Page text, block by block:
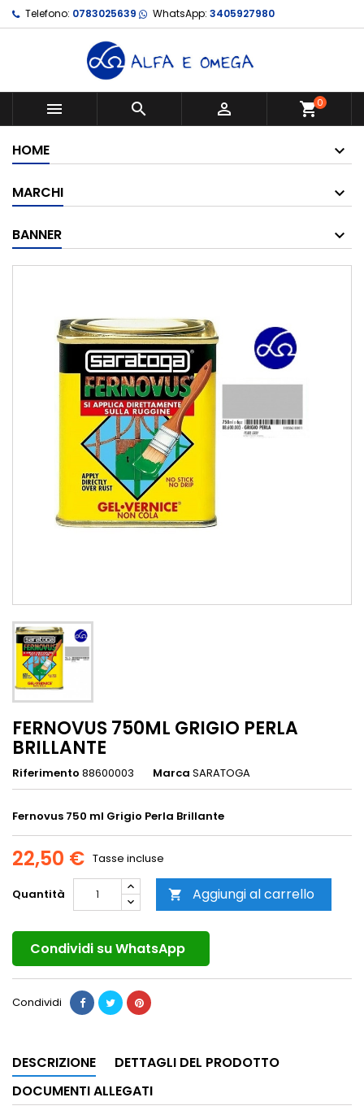
Telefono: 0783025639 WhatsApp: 3405927980
   shopping_cart0
HOME
MARCHI
BANNER
FERNOVUS 750ML GRIGIO PERLA
BRILLANTE
Riferimento 88600003 Marca SARATOGA
Fernovus 750 ml Grigio Perla Brillante
22,50 € Tasse incluse
Quantità  Aggiungi al carrello
Condividi su WhatsApp
Condividi
DESCRIZIONE
DETTAGLI DEL PRODOTTO
DOCUMENTI ALLEGATI